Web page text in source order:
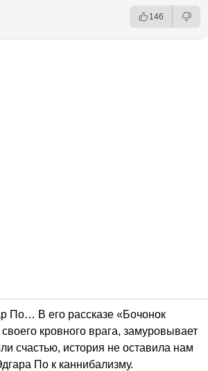
146
По… В его рассказе «Бочонок
кровного врага, замуровывает
счастью, история не оставила нам
По к каннибализму.